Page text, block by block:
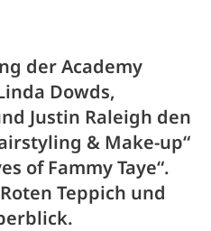
der Academy
Dowds,
Justin Raleigh den
& Make-up“
of Fammy Taye“.
Teppich und